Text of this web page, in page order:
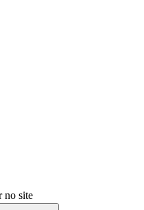
no site